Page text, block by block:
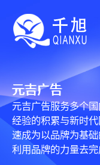
元吉广告
元吉广告服务多个
经验的积累与新时
速成为以品牌为基
利用品牌的力量去完